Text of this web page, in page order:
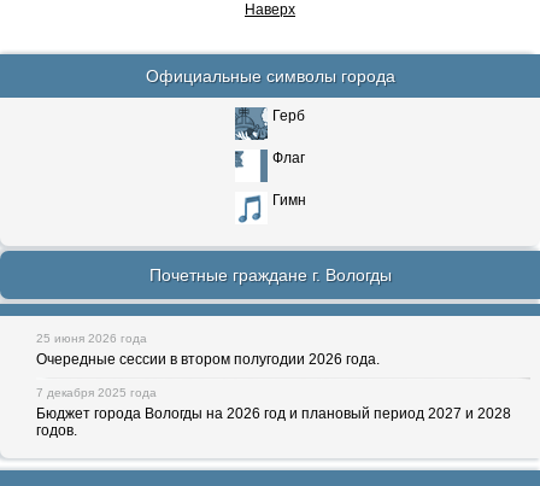
Наверх
Официальные символы города
Герб
Флаг
Гимн
Почетные граждане г. Вологды
25 июня 2026 года
Очередные сессии в втором полугодии 2026 года.
7 декабря 2025 года
Бюджет города Вологды на 2026 год и плановый период 2027 и 2028
годов.